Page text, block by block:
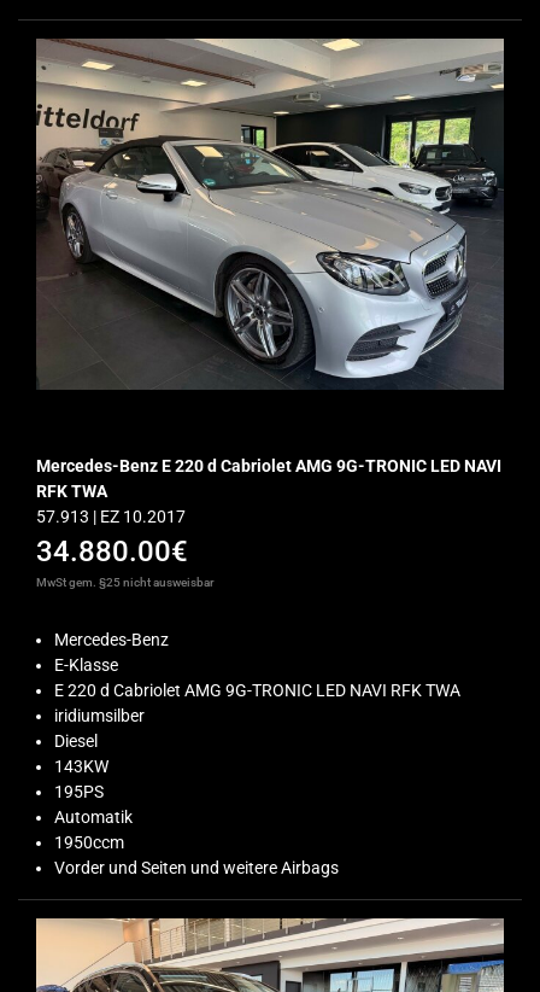
Mercedes-Benz E 220 d Cabriolet AMG 9G-TRONIC LED NAVI
RFK TWA
57.913 | EZ 10.2017
34.880.00€
MwSt gem. §25 nicht ausweisbar
Mercedes-Benz
E-Klasse
E 220 d Cabriolet AMG 9G-TRONIC LED NAVI RFK TWA
iridiumsilber
Diesel
143KW
195PS
Automatik
1950ccm
Vorder und Seiten und weitere Airbags